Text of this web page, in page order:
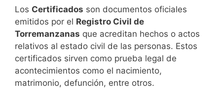
Los Certificados son documentos oficiales
emitidos por el Registro Civil de
Torremanzanas que acreditan hechos o actos
relativos al estado civil de las personas. Estos
certificados sirven como prueba legal de
acontecimientos como el nacimiento,
matrimonio, defunción, entre otros.